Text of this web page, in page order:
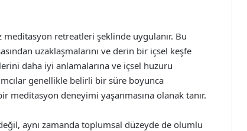
retreatleri şeklinde uygulanır. Bu
uzaklaşmalarını ve derin bir içsel keşfe
daha iyi anlamalarına ve içsel huzuru
genellikle belirli bir süre boyunca
meditasyon deneyimi yaşanmasına olanak tanır.
aynı zamanda toplumsal düzeyde de olumlu